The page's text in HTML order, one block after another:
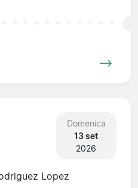
Domenica
13 set
2026
Lopez